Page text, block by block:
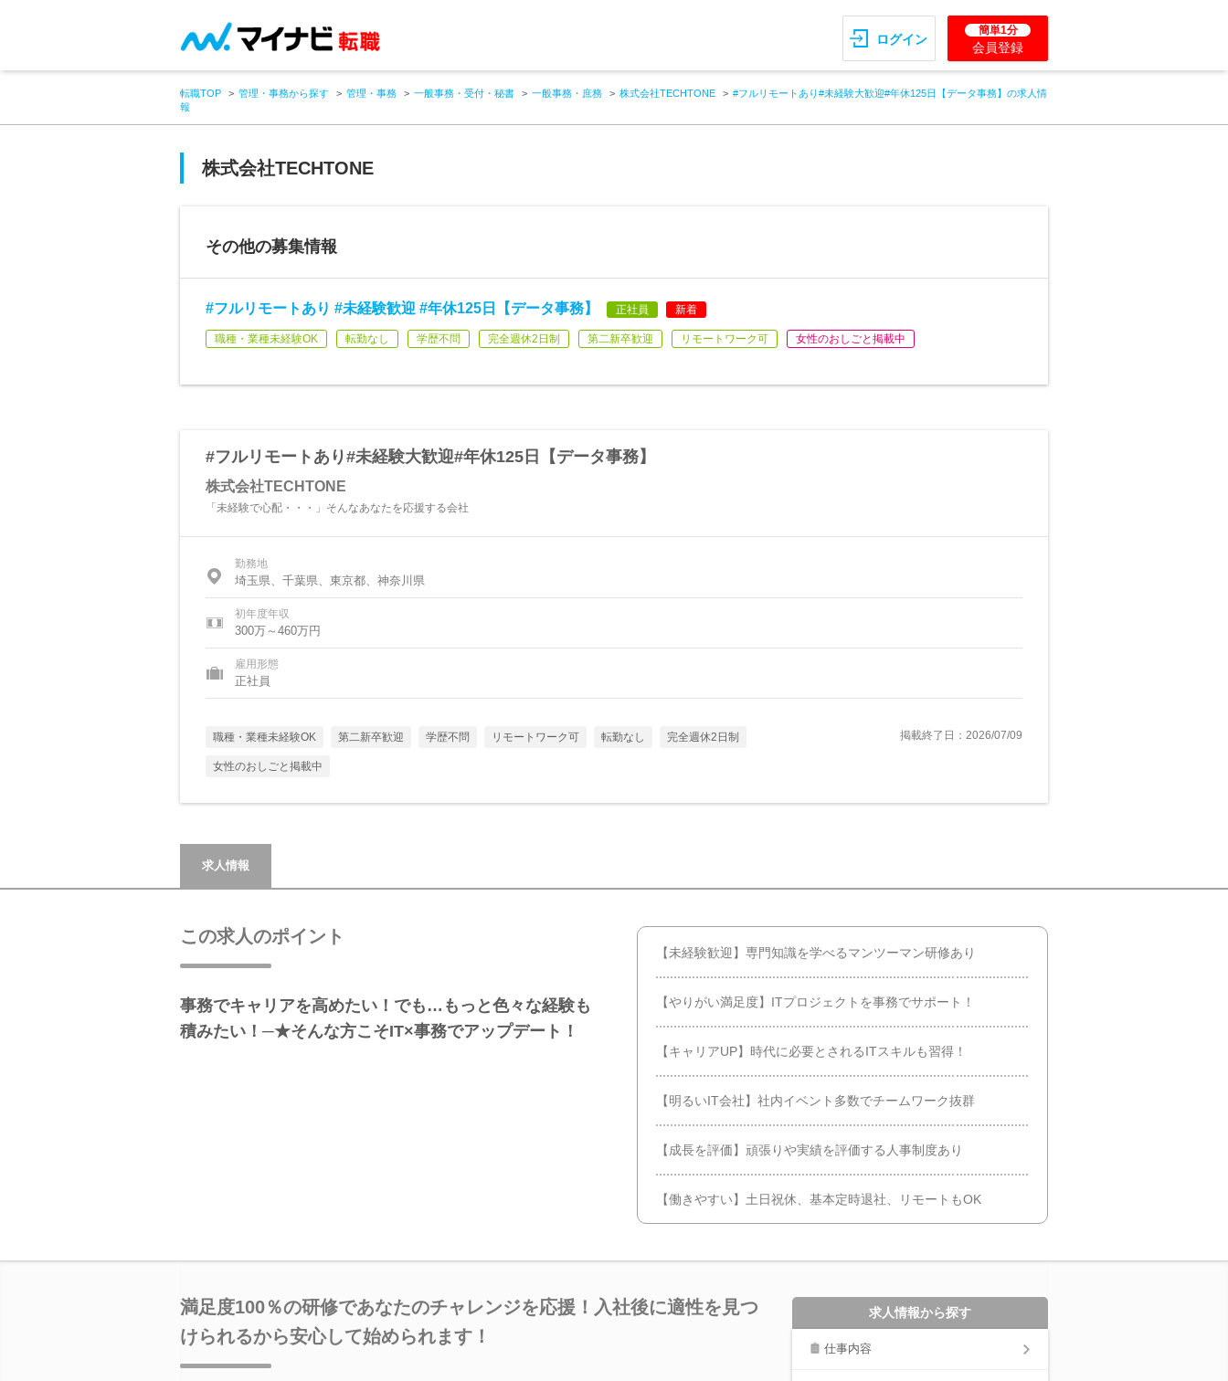
ログイン
簡単1分
会員登録
転職TOP 管理・事務から探す 管理・事務 一般事務・受付・秘書 一般事務・庶務 株式会社TECHTONE
#フルリモートあり#未経験大歓迎#年休125日【データ事務】の求人情
報
株式会社TECHTONE
その他の募集情報
#フルリモートあり #未経験歓迎 #年休125日【データ事務】 正社員 新着
職種・業種未経験OK 転勤なし 学歴不問 完全週休2日制 第二新卒歓迎 リモートワーク可 女性のおしごと掲載中
#フルリモートあり#未経験大歓迎#年休125日【データ事務】
株式会社TECHTONE
「未経験で心配・・・」そんなあなたを応援する会社
勤務地
埼玉県、千葉県、東京都、神奈川県
初年度年収
300万～460万円
雇用形態
正社員
職種・業種未経験OK 第二新卒歓迎 学歴不問 リモートワーク可 転勤なし 完全週休2日制
女性のおしごと掲載中
掲載終了日：2026/07/09
求人情報
この求人のポイント
事務でキャリアを高めたい！でも…もっと色々な経験も
積みたい！─★そんな方こそIT×事務でアップデート！
【未経験歓迎】専門知識を学べるマンツーマン研修あり
【やりがい満足度】ITプロジェクトを事務でサポート！
【キャリアUP】時代に必要とされるITスキルも習得！
【明るいIT会社】社内イベント多数でチームワーク抜群
【成長を評価】頑張りや実績を評価する人事制度あり
【働きやすい】土日祝休、基本定時退社、リモートもOK
満足度100％の研修であなたのチャレンジを応援！入社後に適性を見つ
けられるから安心して始められます！
求人情報から探す
仕事内容